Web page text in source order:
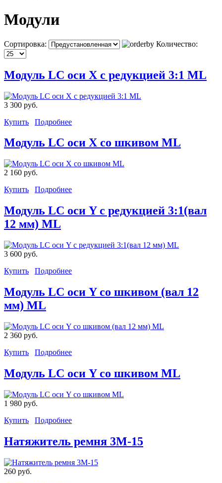
Модули
Сортировка: Количество:
Модуль LC оси X с редукцией 3:1 ML
3 300 руб.
Купить
Подробнее
Модуль LC оси X со шкивом ML
2 160 руб.
Купить
Подробнее
Модуль LC оси Y с редукцией 3:1(вал
12 мм) ML
3 600 руб.
Купить
Подробнее
Модуль LC оси Y со шкивом (вал 12
мм) ML
2 360 руб.
Купить
Подробнее
Модуль LC оси Y со шкивом ML
1 980 руб.
Купить
Подробнее
Натяжитель ремня 3М-15
260 руб.